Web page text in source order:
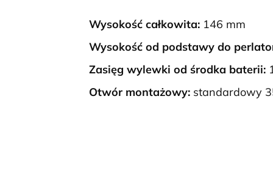
Wysokość całkowita: 146 mm
Wysokość od podstawy do
Zasięg wylewki od środka baterii:
Otwór montażowy: standardowy